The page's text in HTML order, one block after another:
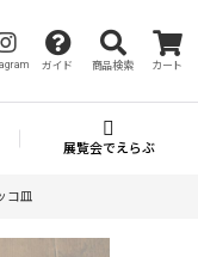
ガイド 商品検索 カート
展覧会でえらぶ
コ皿